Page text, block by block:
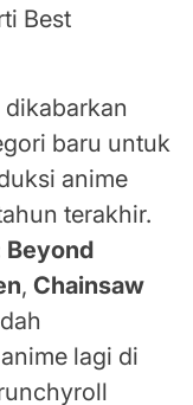
Best
baru untuk
anime
terakhir.
Beyond
, Chainsaw
lagi di